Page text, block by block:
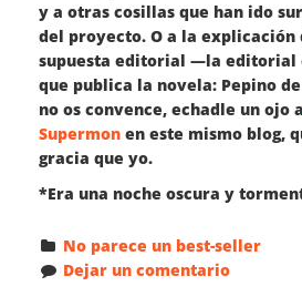
y a otras cosillas que han ido
del proyecto. O a la explicación
supuesta editorial —la editorial
que publica la novela: Pepino
no os convence, echadle un ojo a
Supermon en este mismo blog,
gracia que yo.
*Era una noche oscura y
No parece un best-seller
Dejar un comentario